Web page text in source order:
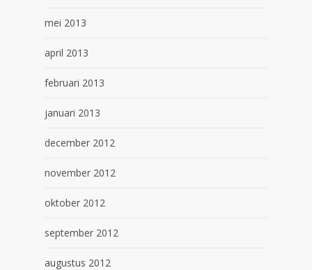
mei 2013
april 2013
februari 2013
januari 2013
december 2012
november 2012
oktober 2012
september 2012
augustus 2012